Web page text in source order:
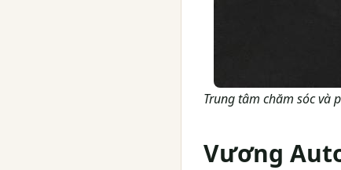
Trung tâm chăm sóc và
Vương